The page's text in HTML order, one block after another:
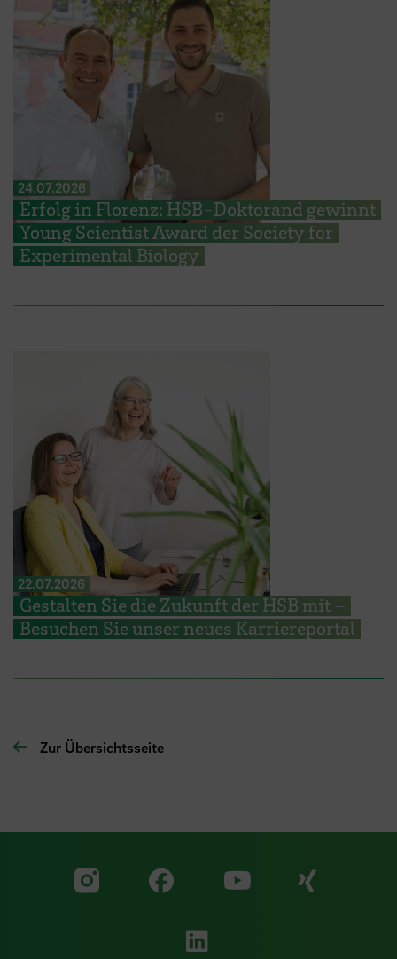
24.07.2026
Erfolg in Florenz: HSB-Doktorand gewinnt
Young Scientist Award der Society for
Experimental Biology
22.07.2026
Gestalten Sie die Zukunft der HSB mit –
Besuchen Sie unser neues Karriereportal
Zur Übersichtsseite
Zu unserer Facebook
Zu
Zu unserer